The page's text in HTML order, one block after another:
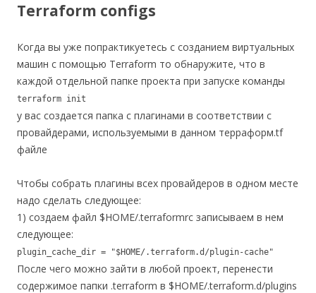
Terraform configs
Когда вы уже попрактикуетесь с созданием виртуальных
машин с помощью Terraform то обнаружите, что в
каждой отдельной папке проекта при запуске команды
terraform init
у вас создается папка с плагинами в соответствии с
провайдерами, используемыми в данном терраформ.tf
файле
Чтобы собрать плагины всех провайдеров в одном месте
надо сделать следующее:
1) создаем файл $HOME/.terraformrc записываем в нем
следующее:
plugin_cache_dir = "$HOME/.terraform.d/plugin-cache"
После чего можно зайти в любой проект, перенести
содержимое папки .terraform в $HOME/.terraform.d/plugins